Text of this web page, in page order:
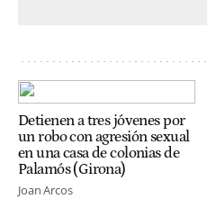
Detienen a tres jóvenes por
un robo con agresión sexual
en una casa de colonias de
Palamós (Girona)
Joan Arcos